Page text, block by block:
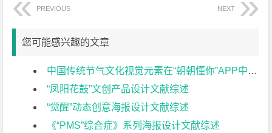
PREVIOUS NEXT
您可能感兴趣的文章
中国传统节气文化视觉元素在“朝朝懂你”APP中的设计实践与应用文献综述
“凤阳花鼓”文创产品设计文献综述
“觉醒”动态创意海报设计文献综述
《“PMS”综合症》系列海报设计文献综述